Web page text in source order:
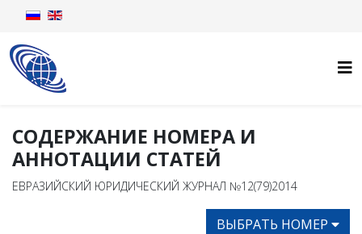
СОДЕРЖАНИЕ НОМЕРА И
АННОТАЦИИ СТАТЕЙ
ЕВРАЗИЙСКИЙ ЮРИДИЧЕСКИЙ ЖУРНАЛ №12(79)2014
ВЫБРАТЬ НОМЕР